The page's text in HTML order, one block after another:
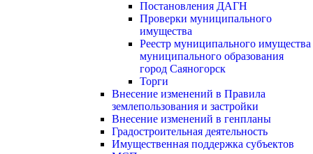
Постановления ДАГН
Проверки муниципального
имущества
Реестр муниципального имущества
муниципального образования
город Саяногорск
Торги
Внесение изменений в Правила
землепользования и застройки
Внесение изменений в генпланы
Градостроительная деятельность
Имущественная поддержка субъектов